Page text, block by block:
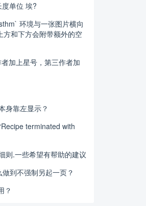
单位 埃?
环境与一张图片横向
和下方会附带额外的空
加上星号，第三作者加
身靠左显示？
terminated with
则.一些希望有帮助的建议
到不强制另起一页？
？